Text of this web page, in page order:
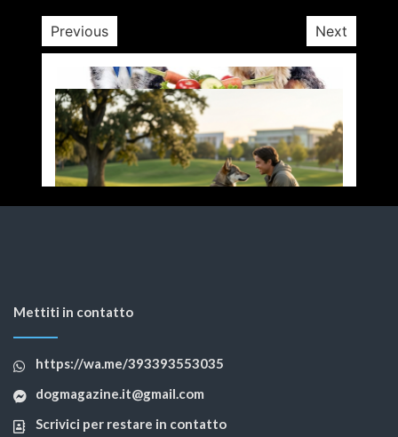
Previous Next
Mettiti in contatto
https://wa.me/393393553035
dogmagazine.it@gmail.com
Scrivici per restare in contatto